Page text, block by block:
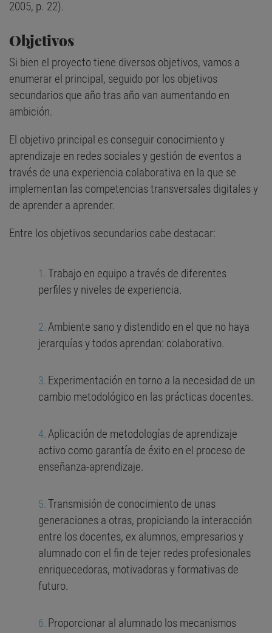
2005, p. 22).
Objetivos
Si bien el proyecto tiene diversos objetivos, vamos a
enumerar el principal, seguido por los objetivos
secundarios que año tras año van aumentando en
ambición.
El objetivo principal es conseguir conocimiento y
aprendizaje en redes sociales y gestión de eventos a
través de una experiencia colaborativa en la que se
implementan las competencias transversales digitales y
de aprender a aprender.
Entre los objetivos secundarios cabe destacar:
Trabajo en equipo a través de diferentes
perfiles y niveles de experiencia.
Ambiente sano y distendido en el que no haya
jerarquías y todos aprendan: colaborativo.
Experimentación en torno a la necesidad de un
cambio metodológico en las prácticas docentes.
Aplicación de metodologías de aprendizaje
activo como garantía de éxito en el proceso de
enseñanza-aprendizaje.
Transmisión de conocimiento de unas
generaciones a otras, propiciando la interacción
entre los docentes, ex alumnos, empresarios y
alumnado con el fin de tejer redes profesionales
enriquecedoras, motivadoras y formativas de
futuro.
Proporcionar al alumnado los mecanismos